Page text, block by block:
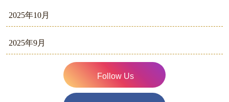
2025年10月
2025年9月
Follow Us